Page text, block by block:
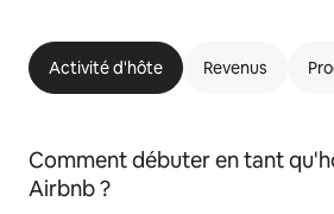
Activité d'hôte Revenus
Comment débuter en tant
Airbnb ?